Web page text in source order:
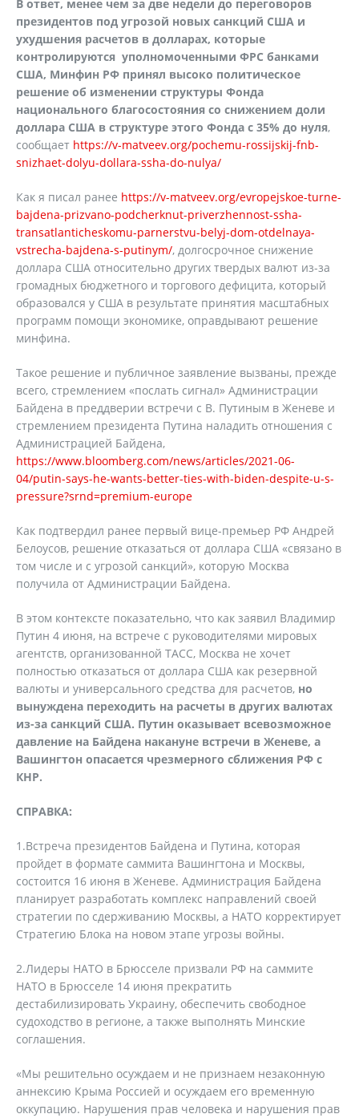
В ответ, менее чем за две недели до переговоров
президентов под угрозой новых санкций США и
ухудшения расчетов в долларах, которые
контролируются уполномоченными ФРС банками
США, Минфин РФ принял высоко политическое
решение об изменении структуры Фонда
национального благосостояния со снижением доли
доллара США в структуре этого Фонда с 35% до нуля,
сообщает https://v-matveev.org/pochemu-rossijskij-fnb-
snizhaet-dolyu-dollara-ssha-do-nulya/
Как я писал ранее https://v-matveev.org/evropejskoe-turne-
bajdena-prizvano-podcherknut-priverzhennost-ssha-
transatlanticheskomu-parnerstvu-belyj-dom-otdelnaya-
vstrecha-bajdena-s-putinym/, долгосрочное снижение
доллара США относительно других твердых валют из-за
громадных бюджетного и торгового дефицита, который
образовался у США в результате принятия масштабных
программ помощи экономике, оправдывают решение
минфина.
Такое решение и публичное заявление вызваны, прежде
всего, стремлением «послать сигнал» Администрации
Байдена в преддверии встречи с В. Путиным в Женеве и
стремлением президента Путина наладить отношения с
Администрацией Байдена,
https://www.bloomberg.com/news/articles/2021-06-
04/putin-says-he-wants-better-ties-with-biden-despite-u-s-
pressure?srnd=premium-europe
Как подтвердил ранее первый вице-премьер РФ Андрей
Белоусов, решение отказаться от доллара США «связано в
том числе и с угрозой санкций», которую Москва
получила от Администрации Байдена.
В этом контексте показательно, что как заявил Владимир
Путин 4 июня, на встрече с руководителями мировых
агентств, организованной ТАСС, Москва не хочет
полностью отказаться от доллара США как резервной
валюты и универсального средства для расчетов, но
вынуждена переходить на расчеты в других валютах
из-за санкций США. Путин оказывает всевозможное
давление на Байдена накануне встречи в Женеве, а
Вашингтон опасается чрезмерного сближения РФ с
КНР.
СПРАВКА:
1.Встреча президентов Байдена и Путина, которая
пройдет в формате саммита Вашингтона и Москвы,
состоится 16 июня в Женеве. Администрация Байдена
планирует разработать комплекс направлений своей
стратегии по сдерживанию Москвы, а НАТО корректирует
Стратегию Блока на новом этапе угрозы войны.
2.Лидеры НАТО в Брюсселе призвали РФ на саммите
НАТО в Брюсселе 14 июня прекратить
дестабилизировать Украину, обеспечить свободное
судоходство в регионе, а также выполнять Минские
соглашения.
«Мы решительно осуждаем и не признаем незаконную
аннексию Крыма Россией и осуждаем его временную
оккупацию. Нарушения прав человека и нарушения прав